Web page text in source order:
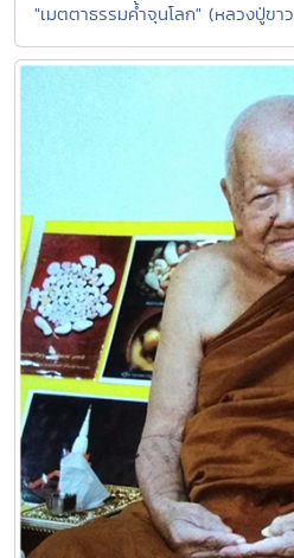
"เมตตาธรรมค้ำจุนโลก" (หลวงปู่ขา